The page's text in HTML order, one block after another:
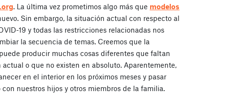
. La última vez prometimos algo más que modelos
Sin embargo, la situación actual con respecto al
19 y todas las restricciones relacionadas nos
la secuencia de temas. Creemos que la
producir muchas cosas diferentes que faltan
o que no existen en absoluto. Aparentemente,
en el interior en los próximos meses y pasar
nuestros hijos y otros miembros de la familia.